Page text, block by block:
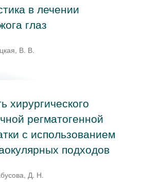
в лечении
глаз
В. В.
хирургического
регматогенной
с использованием
подходов
Д. Н.